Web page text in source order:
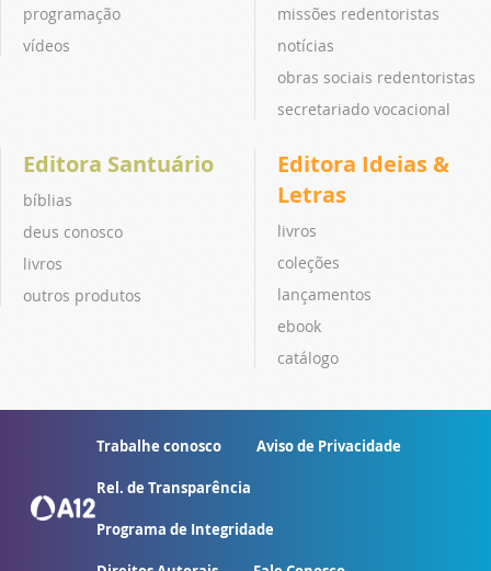
programação
vídeos
missões redentoristas
notícias
obras sociais redentoristas
secretariado vocacional
Editora Santuário
bíblias
deus conosco
livros
outros produtos
Editora Ideias &
Letras
livros
coleções
lançamentos
ebook
catálogo
Trabalhe conosco Aviso de Privacidade
Rel. de Transparência
Programa de Integridade